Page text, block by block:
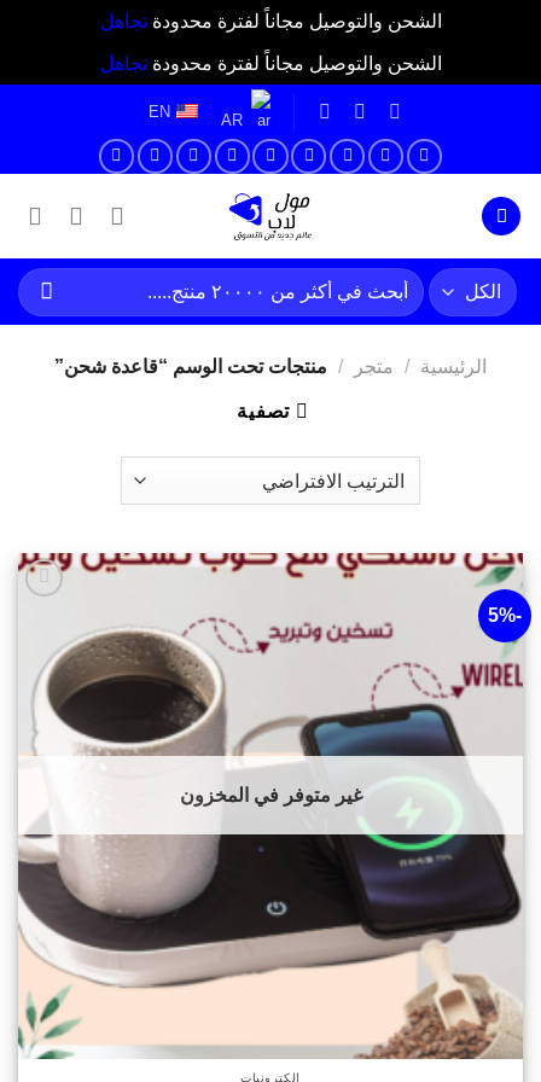
الشحن والتوصيل مجاناً لفترة محدودةتجاهل
الشحن والتوصيل مجاناً لفترة محدودةتجاهل
AR
EN
البحث
عن:
الرئيسية / متجر / منتجات تحت الوسم “قاعدة شحن”
تصفية
-5%
غير متوفر في المخزون
إلكترونيات